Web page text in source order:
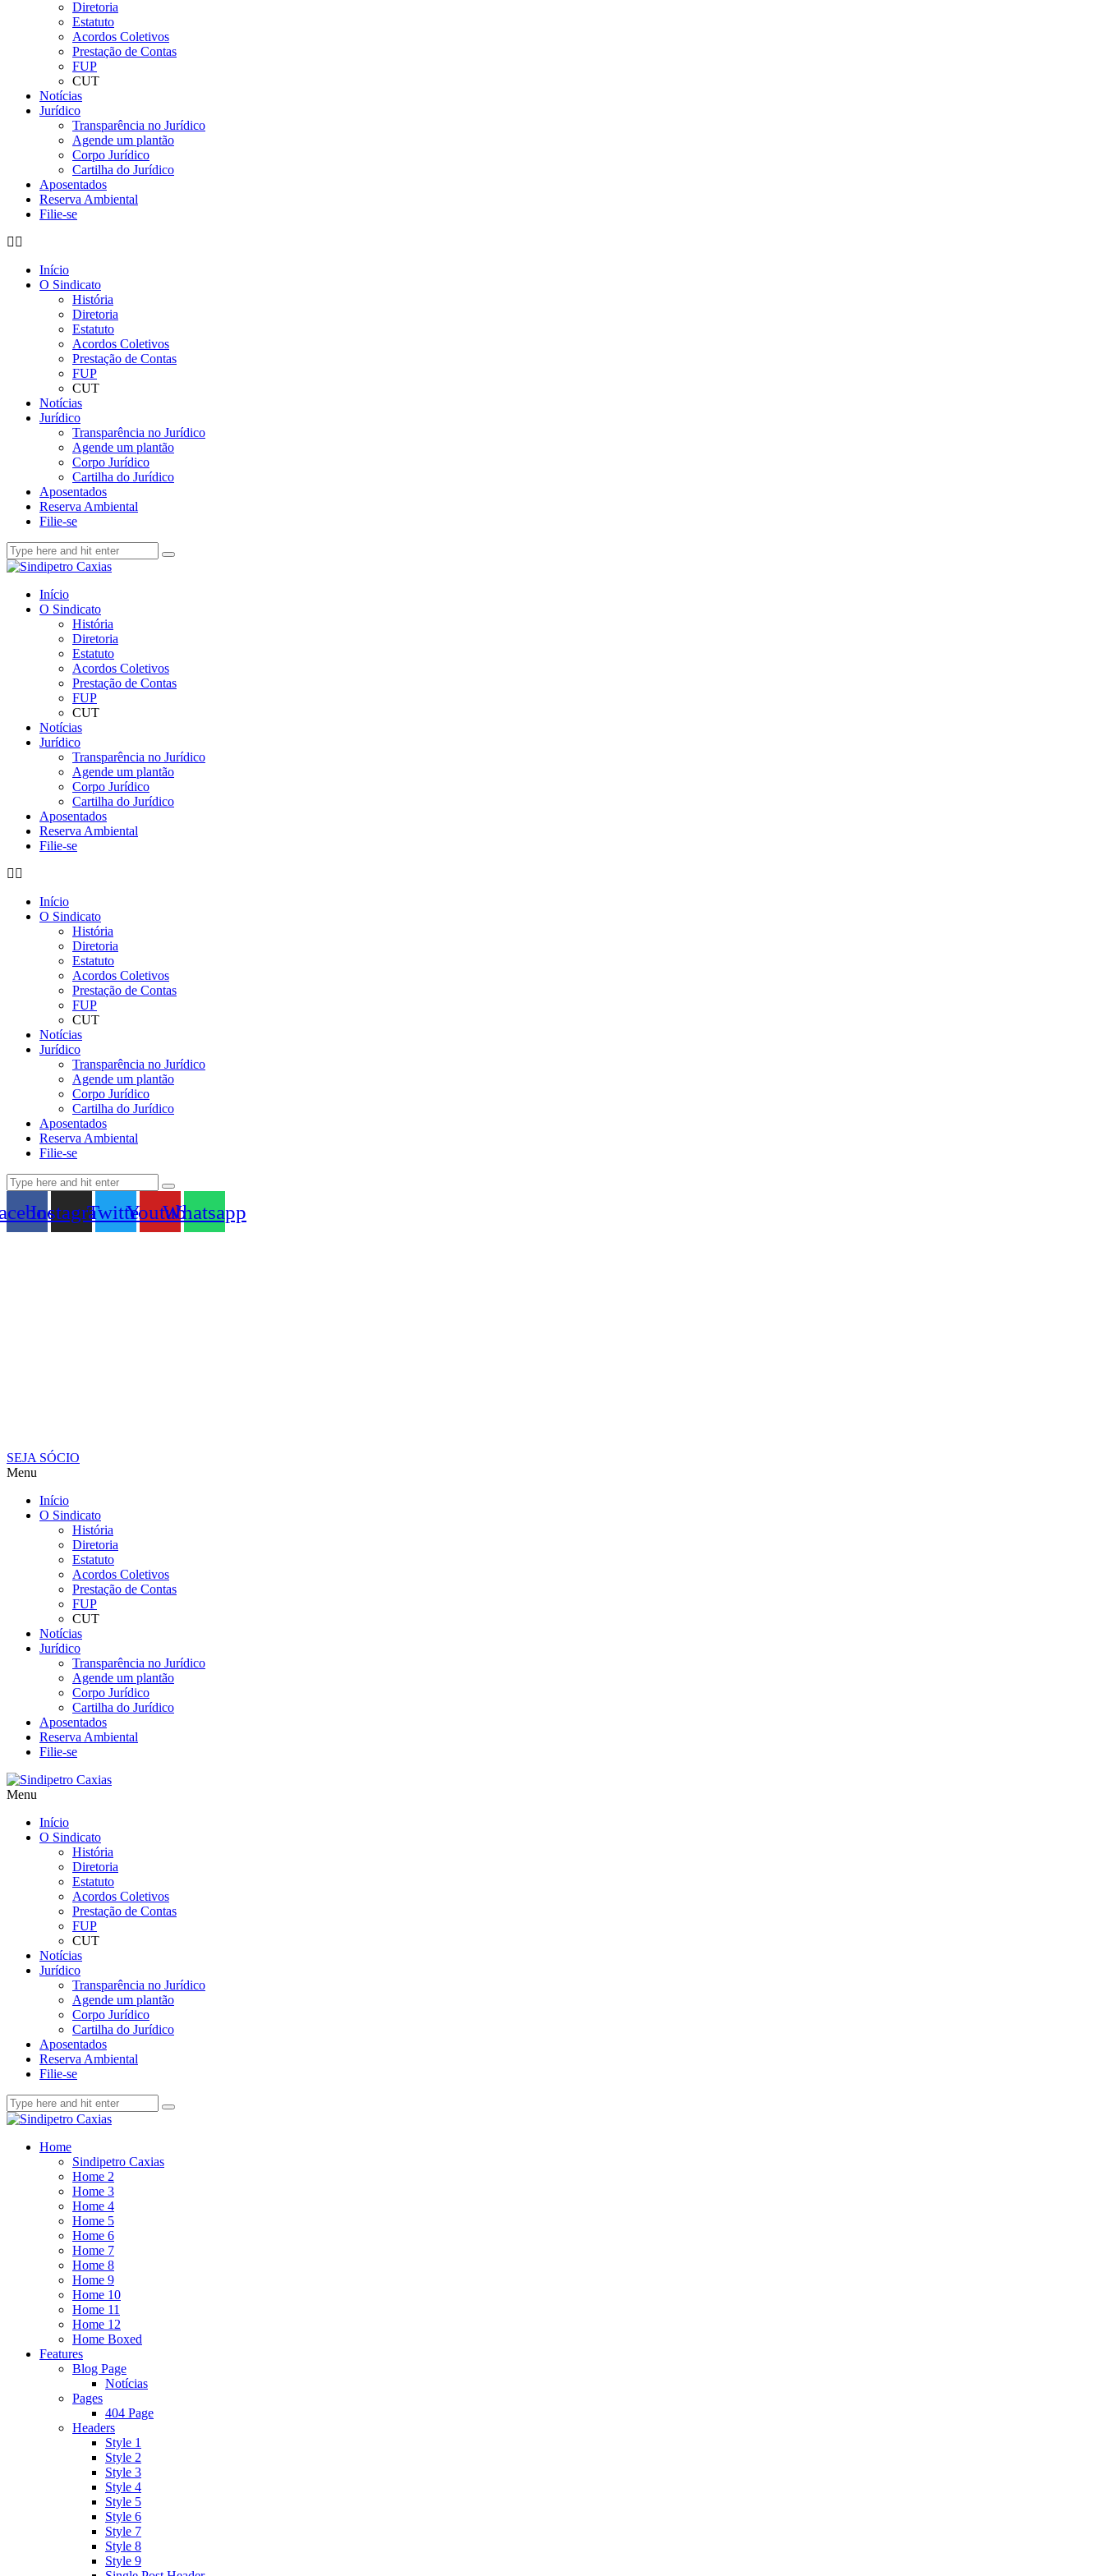
Diretoria
Estatuto
Acordos Coletivos
Prestação de Contas
FUP
CUT
Notícias
Jurídico
Transparência no Jurídico
Agende um plantão
Corpo Jurídico
Cartilha do Jurídico
Aposentados
Reserva Ambiental
Filie-se
Início
O Sindicato
História
Diretoria
Estatuto
Acordos Coletivos
Prestação de Contas
FUP
CUT
Notícias
Jurídico
Transparência no Jurídico
Agende um plantão
Corpo Jurídico
Cartilha do Jurídico
Aposentados
Reserva Ambiental
Filie-se
Início
O Sindicato
História
Diretoria
Estatuto
Acordos Coletivos
Prestação de Contas
FUP
CUT
Notícias
Jurídico
Transparência no Jurídico
Agende um plantão
Corpo Jurídico
Cartilha do Jurídico
Aposentados
Reserva Ambiental
Filie-se
Início
O Sindicato
História
Diretoria
Estatuto
Acordos Coletivos
Prestação de Contas
FUP
CUT
Notícias
Jurídico
Transparência no Jurídico
Agende um plantão
Corpo Jurídico
Cartilha do Jurídico
Aposentados
Reserva Ambiental
Filie-se
InstagramTwitterYoutubeWhatsapp
SEJA SÓCIO
Menu
Início
O Sindicato
História
Diretoria
Estatuto
Acordos Coletivos
Prestação de Contas
FUP
CUT
Notícias
Jurídico
Transparência no Jurídico
Agende um plantão
Corpo Jurídico
Cartilha do Jurídico
Aposentados
Reserva Ambiental
Filie-se
Menu
Início
O Sindicato
História
Diretoria
Estatuto
Acordos Coletivos
Prestação de Contas
FUP
CUT
Notícias
Jurídico
Transparência no Jurídico
Agende um plantão
Corpo Jurídico
Cartilha do Jurídico
Aposentados
Reserva Ambiental
Filie-se
Home
Sindipetro Caxias
Home 2
Home 3
Home 4
Home 5
Home 6
Home 7
Home 8
Home 9
Home 10
Home 11
Home 12
Home Boxed
Features
Blog Page
Notícias
Pages
404 Page
Headers
Style 1
Style 2
Style 3
Style 4
Style 5
Style 6
Style 7
Style 8
Style 9